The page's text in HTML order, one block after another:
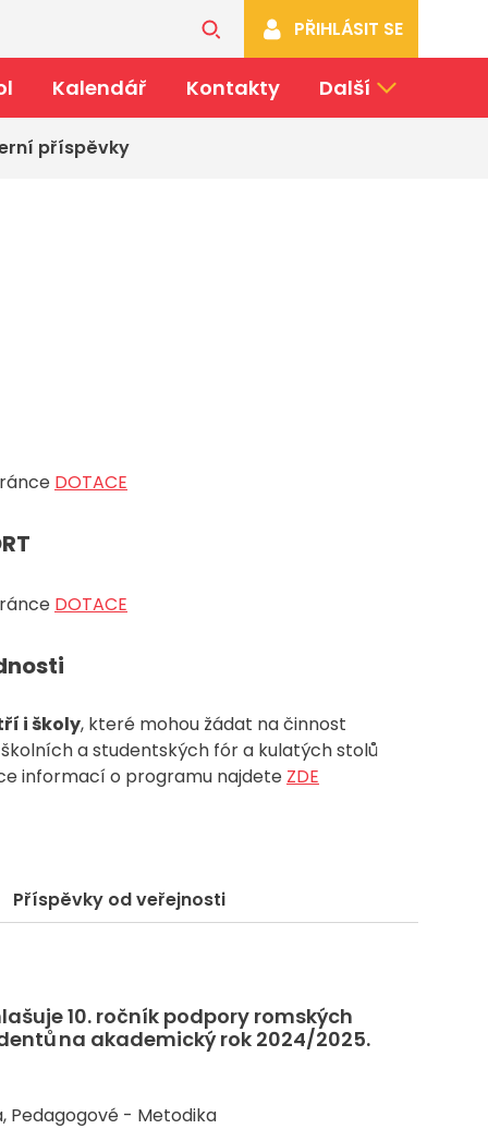
PŘIHLÁSIT SE
Kalendář Kontakty Další
příspěvky
DOTACE
DOTACE
i školy, které mohou žádat na činnost
a studentských fór a kulatých stolů
informací o programu najdete ZDE
Příspěvky od veřejnosti
10. ročník podpory romských
na akademický rok 2024/2025.
Pedagogové - Metodika